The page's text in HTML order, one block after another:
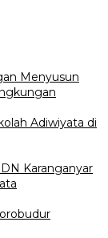
Menyusun
Adiwiyata di
Karanganyar